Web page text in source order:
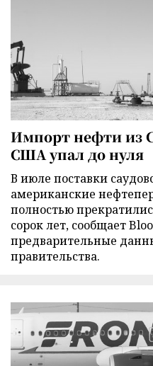
Импорт нефти из
США упал до нуля
В июле поставки
американские
полностью
сорок лет, сообщает
предварительные
правительства.